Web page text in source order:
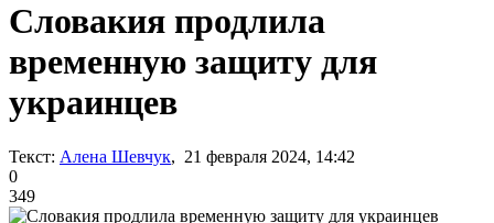
Словакия продлила
временную защиту для
украинцев
Текст: Алена Шевчук, 21 февраля 2024, 14:42
0
349